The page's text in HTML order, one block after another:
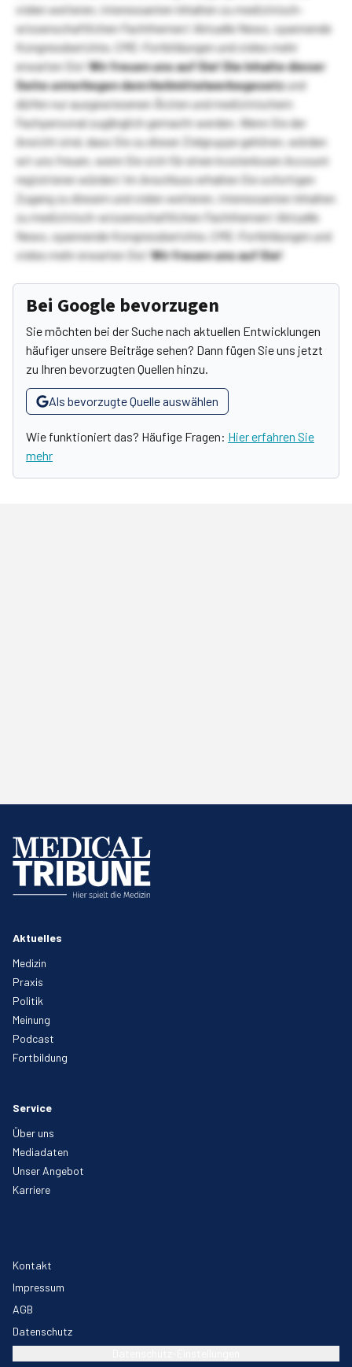
vielen weiteren, interessanten Inhalten zu medizinisch-
wissenschaftlichen Fachthemen! Aktuelle News, spannende
Kongressberichte, CME-Fortbildungen und vieles mehr
erwarten Sie!Wir freuen uns auf Sie!Die Inhalte dieser
Seite unterliegen dem Heilmittelwerbegesetzund
dürfen nur ausgewiesenen Ärzten und medizinischem
Fachpersonal zugänglich gemacht werden. Wenn Sie der
Ansicht sind, dass Sie zu dieser Zielgruppe gehören, würden
wir uns freuen, wenn Sie sich für einen kostenlosen Account
registrieren würden! Im Anschluss erhalten Sie sofortigen
Zugang zu diesem und vielen weiteren, interessanten Inhalten
zu medizinisch-wissenschaftlichen Fachthemen! Aktuelle
News, spannende Kongressberichte, CME-Fortbildungen und
vieles mehr erwarten Sie!Wir freuen uns auf Sie!
Bei Google bevorzugen
Sie möchten bei der Suche nach aktuellen Entwicklungen
häufiger unsere Beiträge sehen? Dann fügen Sie uns jetzt
zu Ihren bevorzugten Quellen hinzu.
Als bevorzugte Quelle auswählen
Wie funktioniert das? Häufige Fragen: Hier erfahren Sie
mehr
Aktuelles
Medizin
Praxis
Politik
Meinung
Podcast
Fortbildung
Service
Über uns
Mediadaten
Unser Angebot
Karriere
Kontakt
Impressum
AGB
Datenschutz